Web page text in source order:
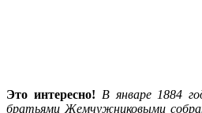
Это интересно! В январе 1884
братьями Жемчужниковыми